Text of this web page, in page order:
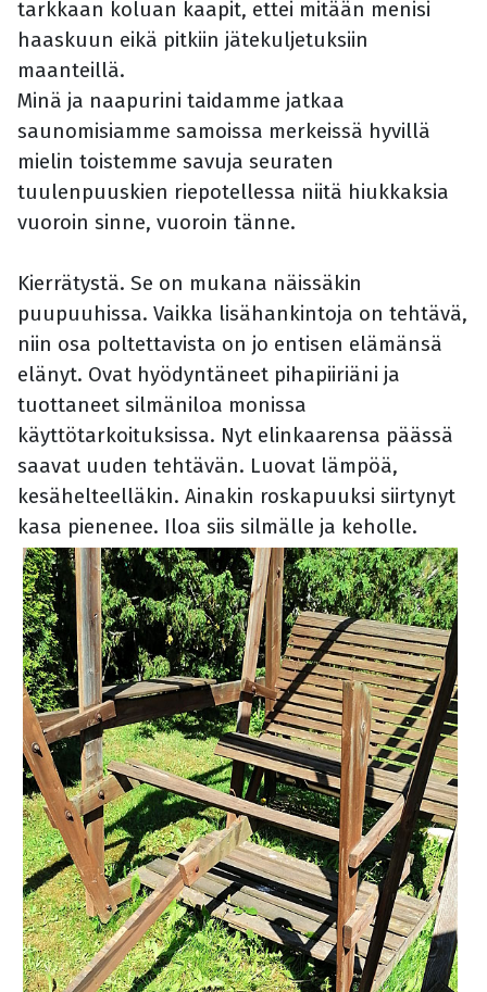
tarkkaan koluan kaapit, ettei mitään menisi
haaskuun eikä pitkiin jätekuljetuksiin
maanteillä.
Minä ja naapurini taidamme jatkaa
saunomisiamme samoissa merkeissä hyvillä
mielin toistemme savuja seuraten
tuulenpuuskien riepotellessa niitä hiukkaksia
vuoroin sinne, vuoroin tänne.
Kierrätystä. Se on mukana näissäkin
puupuuhissa. Vaikka lisähankintoja on tehtävä,
niin osa poltettavista on jo entisen elämänsä
elänyt. Ovat hyödyntäneet pihapiiriäni ja
tuottaneet silmäniloa monissa
käyttötarkoituksissa. Nyt elinkaarensa päässä
saavat uuden tehtävän. Luovat lämpöä,
kesähelteelläkin. Ainakin roskapuuksi siirtynyt
kasa pienenee. Iloa siis silmälle ja keholle.